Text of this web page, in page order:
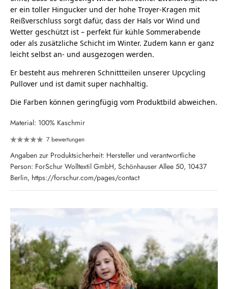
er ein toller Hingucker und der hohe Troyer-Kragen mit
Reißverschluss sorgt dafür, dass der Hals vor Wind und
Wetter geschützt ist – perfekt für kühle Sommerabende
oder als zusätzliche Schicht im Winter. Zudem kann er ganz
leicht selbst an- und ausgezogen werden.
Er besteht aus mehreren Schnittteilen unserer Upcycling
Pullover und ist damit super nachhaltig.
Die Farben können geringfügig vom Produktbild abweichen.
Material: 100% Kaschmir
7 bewertungen
Angaben zur Produktsicherheit: Hersteller und verantwortliche
Person: ForSchur Wolltextil GmbH, Schönhauser Allee 50, 10437
Berlin, https://forschur.com/pages/contact